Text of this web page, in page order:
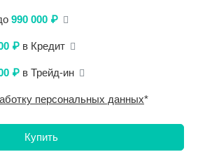
990 000 ₽
₽ в Кредит
₽ в Трейд-ин
персональных данных*